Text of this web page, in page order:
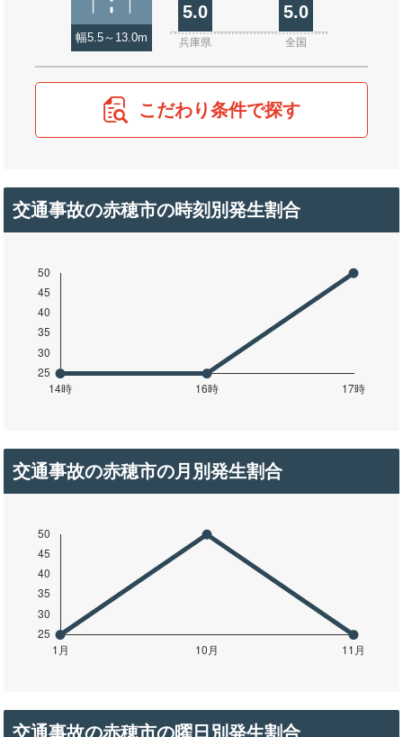
幅5.5～13.0m
5.0 5.0
兵庫県 全国
こだわり条件で探す
交通事故の赤穂市の時刻別発生割合
交通事故の赤穂市の月別発生割合
交通事故の赤穂市の曜日別発生割合